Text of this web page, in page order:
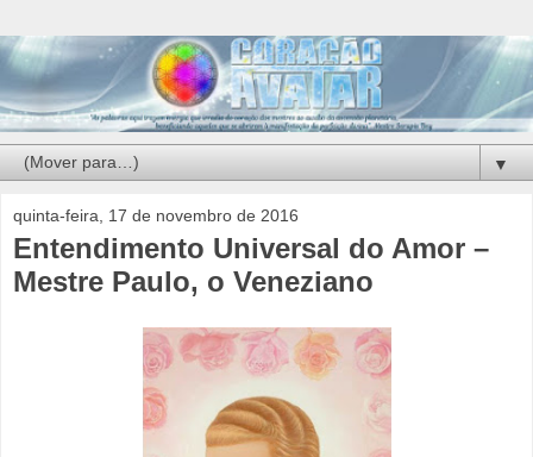
▼
quinta-feira, 17 de novembro de 2016
Entendimento Universal do Amor –
Mestre Paulo, o Veneziano